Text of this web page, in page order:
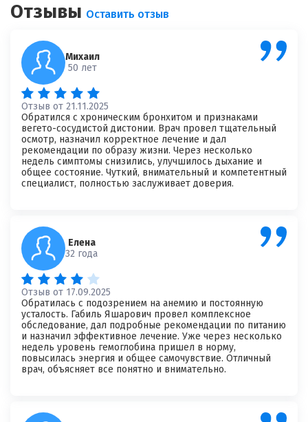
Отзывы Оставить отзыв
Михаил
50 лет
Отзыв от 21.11.2025
Обратился с хроническим бронхитом и признаками
вегето-сосудистой дистонии. Врач провел тщательный
осмотр, назначил корректное лечение и дал
рекомендации по образу жизни. Через несколько
недель симптомы снизились, улучшилось дыхание и
общее состояние. Чуткий, внимательный и компетентный
специалист, полностью заслуживает доверия.
Елена
32 года
Отзыв от 17.09.2025
Обратилась с подозрением на анемию и постоянную
усталость. Габиль Яшарович провел комплексное
обследование, дал подробные рекомендации по питанию
и назначил эффективное лечение. Уже через несколько
недель уровень гемоглобина пришел в норму,
повысилась энергия и общее самочувствие. Отличный
врач, объясняет все понятно и внимательно.
Спасибо, ваш отзыв на рассмотрении!
Ваша оценка врачу
Отзыв о враче *
Я согласен на обработку моих персональных данных